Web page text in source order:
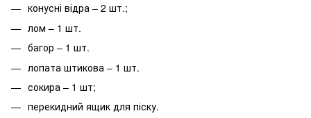
конусні відра – 2 шт.;
лом – 1 шт.
багор – 1 шт.
лопата штикова – 1 шт.
сокира – 1 шт;
перекидний ящик для піску.